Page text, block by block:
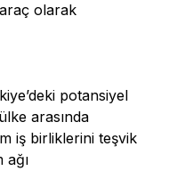
olarak
potansiyel
arasında
iş birliklerini teşvik
ağı